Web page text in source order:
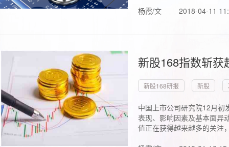
杨霞/文 2018-04-11
新股168指数斩
新股168研报 新股
中国上市公司研究院12月初
表现、影响因素及基本面异
值正在获得越来越多的关注